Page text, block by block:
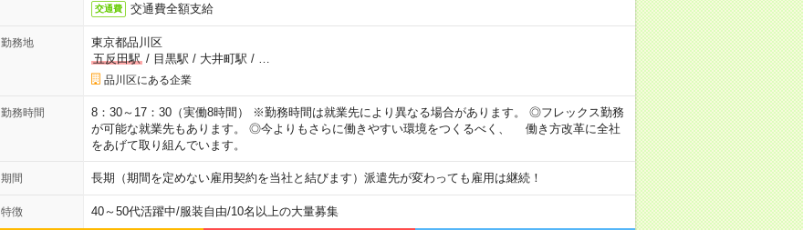
交通費 交通費全額支給
勤務地
東京都品川区
五反田駅/ 目黒駅 / 大井町駅 /
品川区にある企業
勤務時間
8：30～17：30（実働8時間） ※勤務時間は就業先により異なる場合があります。 ◎フレックス勤務
が可能な就業先もあります。 ◎今よりもさらに働きやすい環境をつくるべく、 働き方改革に全社
をあげて取り組んでいます。
期間 長期（期間を定めない雇用契約を当社と結びます）派遣先が変わっても雇用は継続！
特徴 40～50代活躍中/服装自由/10名以上の大量募集